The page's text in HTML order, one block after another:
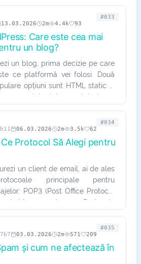
#033
13.03.2026 2m 4.4k 93
Care este cea mai
un blog?
un blog, prima decizie pe care
ce platformă vei folosi. Două
opțiuni sunt HTML static și
avantaje și dezavantaje, iar…
#034
06.03.2026 2m 3.5k 62
Protocol Să Alegi pentru
un client de email, ai de ales
principale pentru
POP3 (Post Office Protocol
Message Access Protocol).
#035
03.03.2026 2m 571 209
și cum ne afectează în